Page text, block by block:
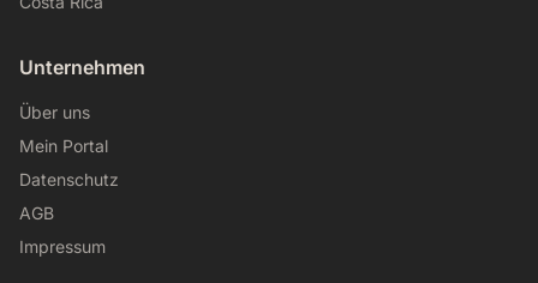
Unternehmen
Über uns
Mein Portal
Datenschutz
AGB
Impressum